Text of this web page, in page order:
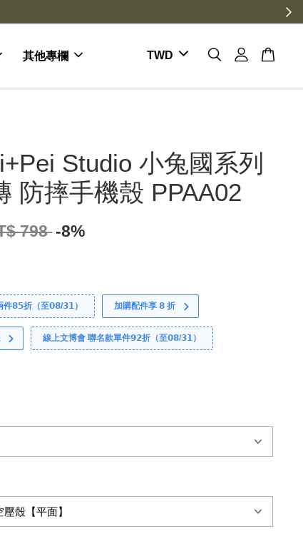
其他專欄
Studio 小兔國系列
防摔手機殼 PPAA02
798 -8%
件𝟴𝟱折（至𝟬𝟴/𝟯𝟭） 加購配件享 𝟴 折
線上文博會 聯名款單件𝟵𝟮折（至𝟬𝟴/𝟯𝟭）